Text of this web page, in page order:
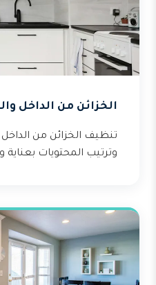
الخزائن من الداخل
تنظيف الخزائن من
وترتيب المحتويات بعناية